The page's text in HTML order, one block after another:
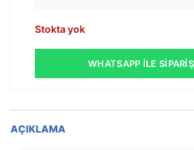
Stokta yok
WHATSAPP İLE
AÇIKLAMA